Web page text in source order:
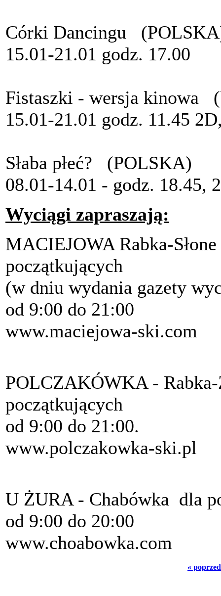
Córki Dancingu
15.01-21.01 godz. 17.00
Fistaszki - wersja kinowa
15.01-21.01 godz. 11.45
Słaba płeć? (POLSKA)
08.01-14.01 - godz. 18.45,
Wyciągi zapraszają:
MACIEJOWA Rabka-
początkujących
(w dniu wydania gazety
od 9:00 do 21:00
www.maciejowa-ski.com
POLCZAKÓWKA -
początkujących
od 9:00 do 21:00.
www.polczakowka-ski.pl
U ŻURA - Chabówka dla
od 9:00 do 20:00
www.choabowka.com
«